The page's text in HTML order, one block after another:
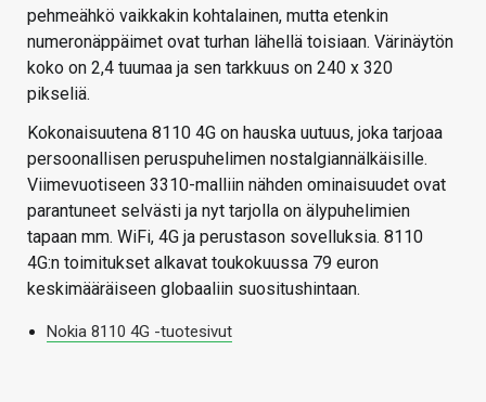
pehmeähkö vaikkakin kohtalainen, mutta etenkin
numeronäppäimet ovat turhan lähellä toisiaan. Värinäytön
koko on 2,4 tuumaa ja sen tarkkuus on 240 x 320
pikseliä.
Kokonaisuutena 8110 4G on hauska uutuus, joka tarjoaa
persoonallisen peruspuhelimen nostalgiannälkäisille.
Viimevuotiseen 3310-malliin nähden ominaisuudet ovat
parantuneet selvästi ja nyt tarjolla on älypuhelimien
tapaan mm. WiFi, 4G ja perustason sovelluksia. 8110
4G:n toimitukset alkavat toukokuussa 79 euron
keskimääräiseen globaaliin suositushintaan.
Nokia 8110 4G -tuotesivut